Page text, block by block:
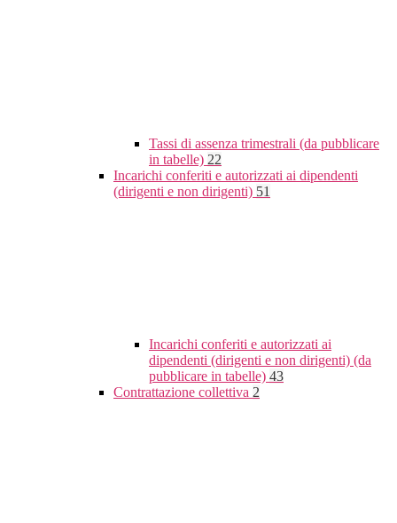
Tassi di assenza trimestrali (da pubblicare
in tabelle) 22
Incarichi conferiti e autorizzati ai dipendenti
(dirigenti e non dirigenti) 51
Incarichi conferiti e autorizzati ai
dipendenti (dirigenti e non dirigenti) (da
pubblicare in tabelle) 43
Contrattazione collettiva 2